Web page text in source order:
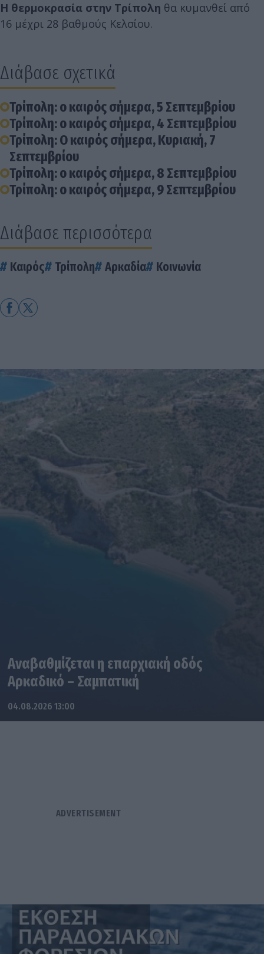
Η θερμοκρασία στην Τρίπολη θα κυμανθεί από
16 μέχρι 28 βαθμούς Κελσίου.
Διάβασε σχετικά
Τρίπολη: ο καιρός σήμερα, 5 Σεπτεμβρίου
Τρίπολη: ο καιρός σήμερα, 4 Σεπτεμβρίου
Τρίπολη: Ο καιρός σήμερα, Κυριακή, 7
Σεπτεμβρίου
Τρίπολη: ο καιρός σήμερα, 8 Σεπτεμβρίου
Τρίπολη: ο καιρός σήμερα, 9 Σεπτεμβρίου
Διάβασε περισσότερα
Καιρός Τρίπολη Αρκαδία Κοινωνία
Αναβαθμίζεται η επαρχιακή οδός
Αρκαδικό – Σαμπατική
04.08.2026 13:00